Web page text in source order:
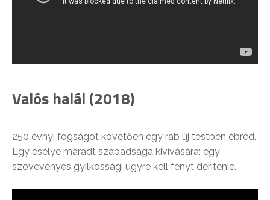
Valós halál (2018)
250 évnyi fogságot követően egy rab új testben ébred.
Egy esélye maradt szabadsága kivívására: egy
szövevényes gyilkossági ügyre kell fényt derítenie.